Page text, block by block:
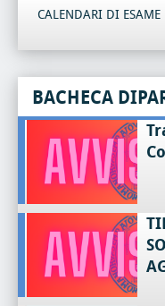
CALENDARI DI ESAME
BACHECA